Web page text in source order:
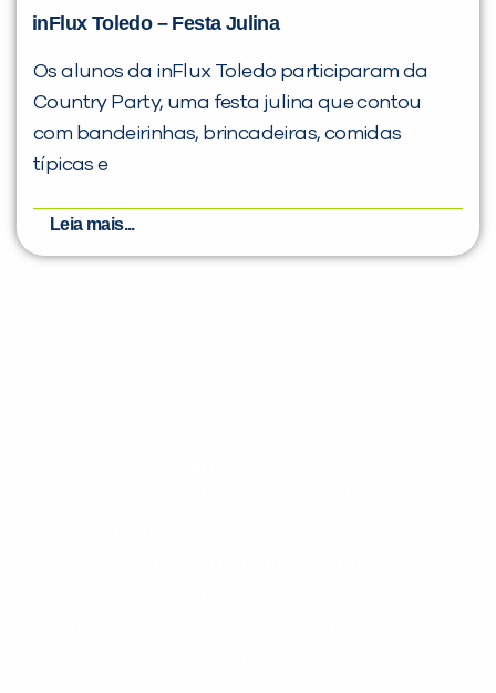
inFlux Toledo – Festa Julina
Os alunos da inFlux Toledo participaram da
Country Party, uma festa julina que contou
com bandeirinhas, brincadeiras, comidas
típicas e
Leia mais...